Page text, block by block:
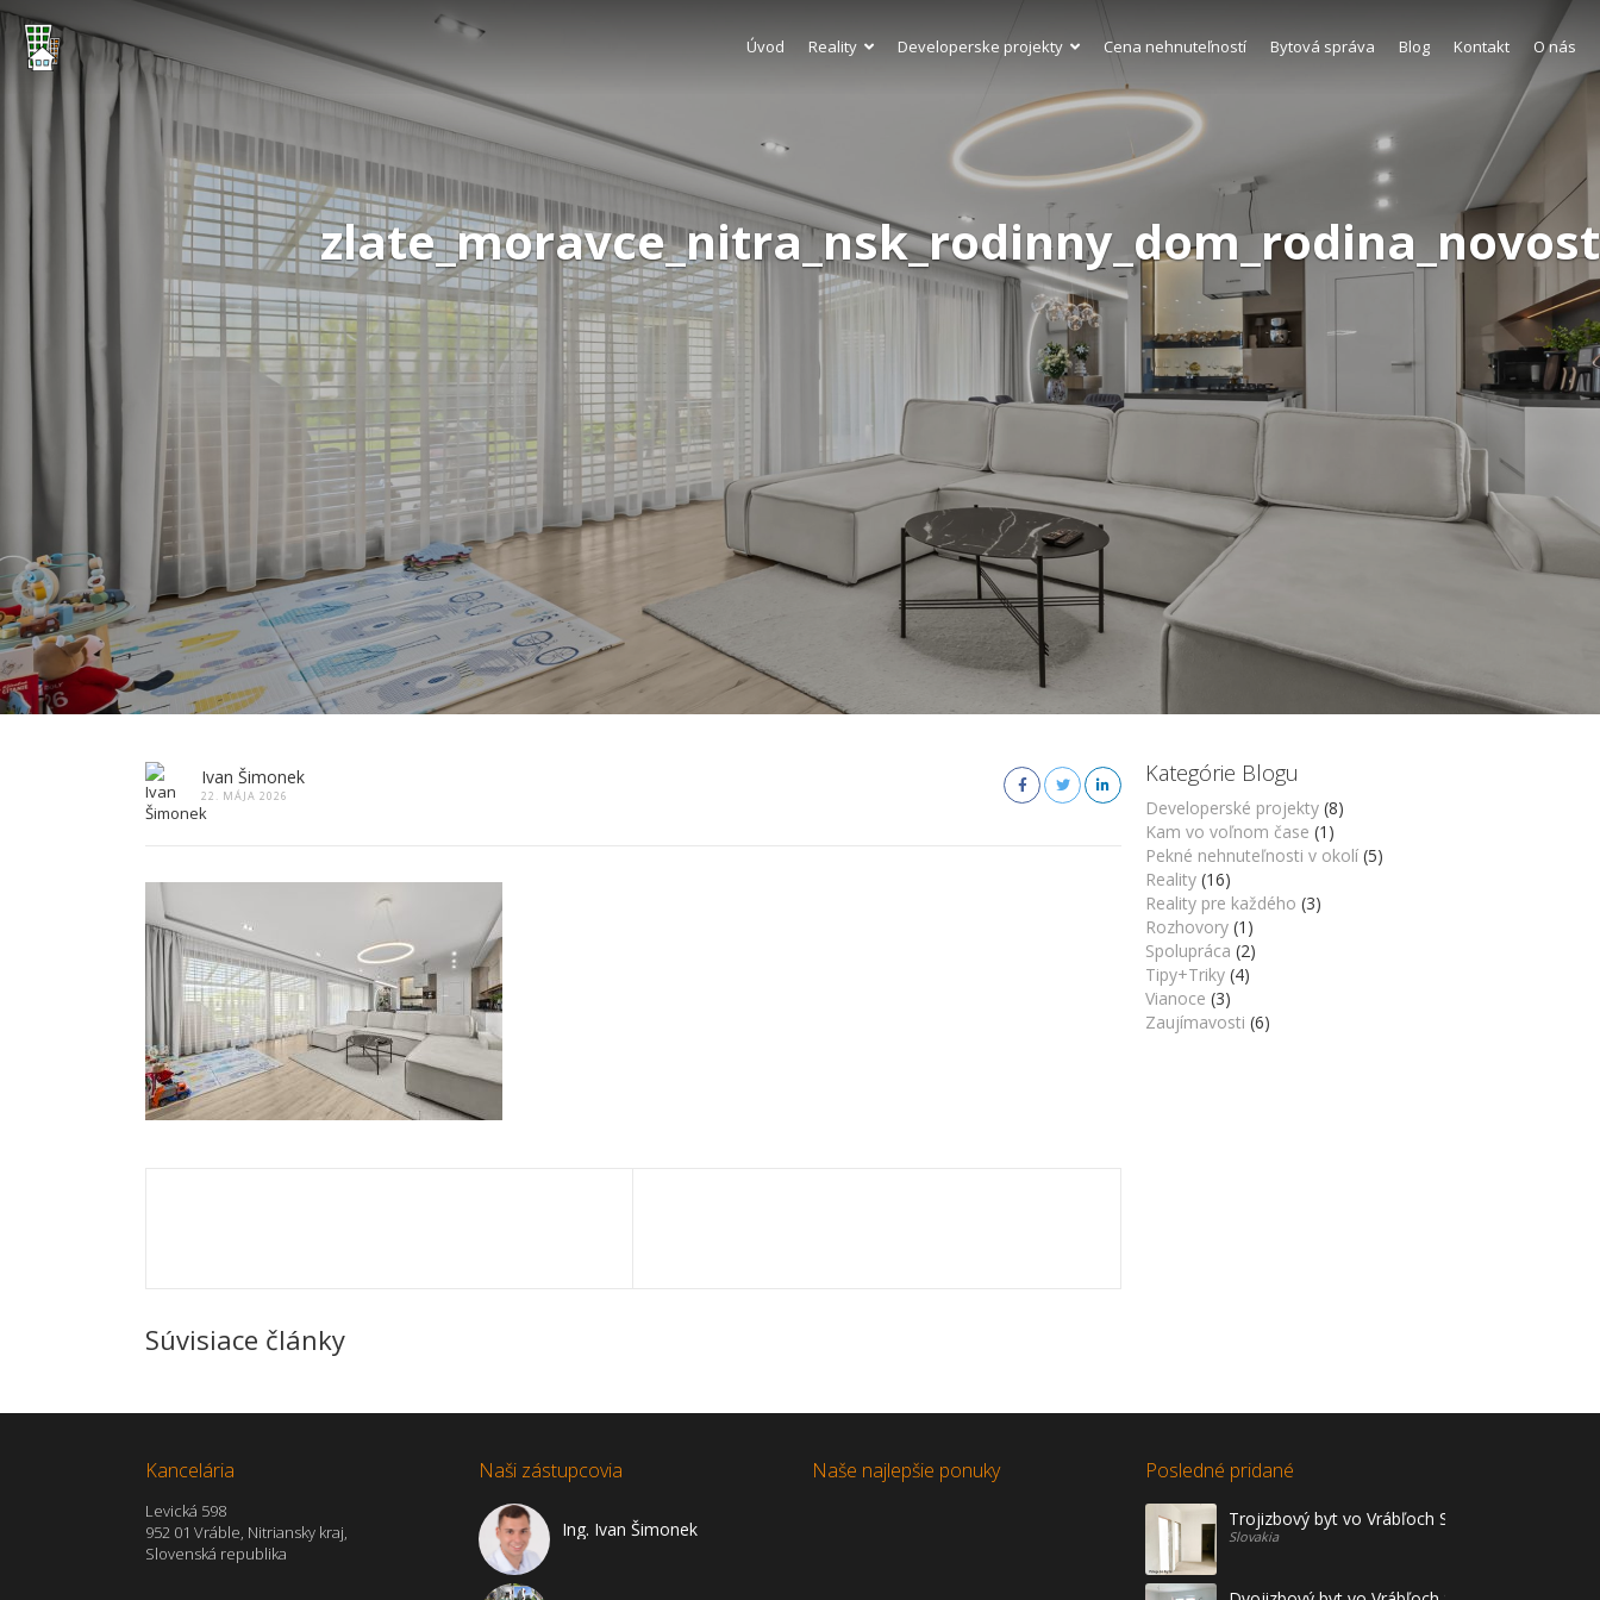
Úvod Reality Developerske projekty Cena nehnuteľností Bytová správa Blog Kontakt O nás
Ivan Šimonek
22. MÁJA 2026
Súvisiace články
Kategórie Blogu
Developerské projekty (8)
Kam vo voľnom čase (1)
Pekné nehnuteľnosti v okolí (5)
Reality (16)
Reality pre každého (3)
Rozhovory (1)
Spolupráca (2)
Tipy+Triky (4)
Vianoce (3)
Zaujímavosti (6)
Kancelária
Levická 598
952 01 Vráble, Nitriansky kraj,
Slovenská republika
Naši zástupcovia
Ing. Ivan Šimonek
Naše najlepšie ponuky Posledné pridané
Trojizbový byt vo Vrábľoch Sídl. Žitava na
Slovakia